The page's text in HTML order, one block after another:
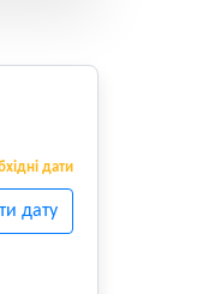
дати
дату